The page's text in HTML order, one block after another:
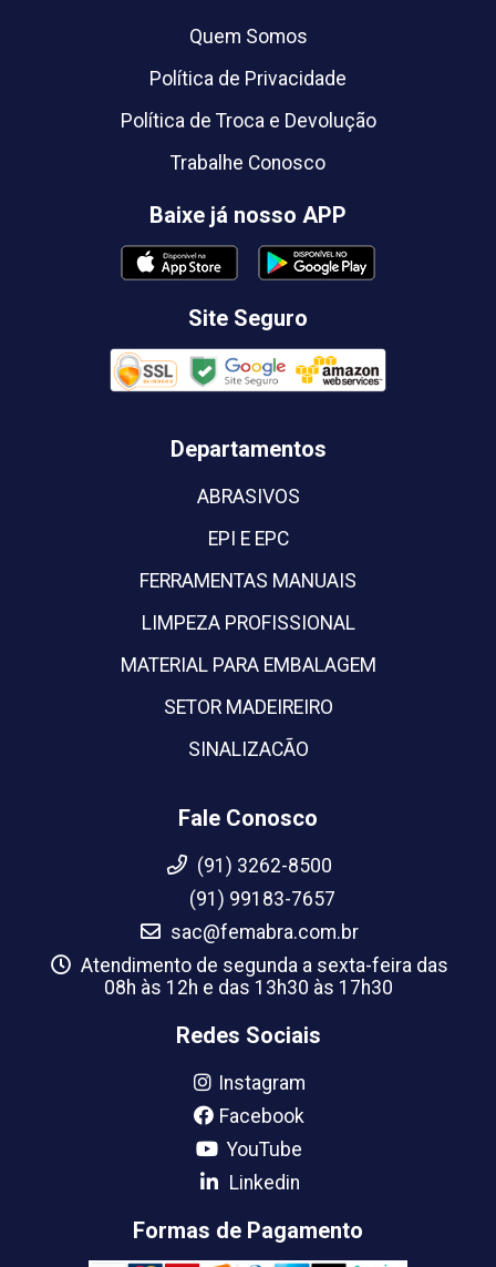
Quem Somos
Política de Privacidade
Política de Troca e Devolução
Trabalhe Conosco
Baixe já nosso APP
Site Seguro
Departamentos
ABRASIVOS
EPI E EPC
FERRAMENTAS MANUAIS
LIMPEZA PROFISSIONAL
MATERIAL PARA EMBALAGEM
SETOR MADEIREIRO
SINALIZACÃO
Fale Conosco
(91) 3262-8500
(91) 99183-7657
sac@femabra.com.br
Atendimento de segunda a sexta-feira das
08h às 12h e das 13h30 às 17h30
Redes Sociais
Instagram
Facebook
YouTube
Linkedin
Formas de Pagamento